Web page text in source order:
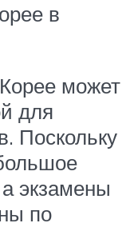
в
может
для
Поскольку
экзамены
по